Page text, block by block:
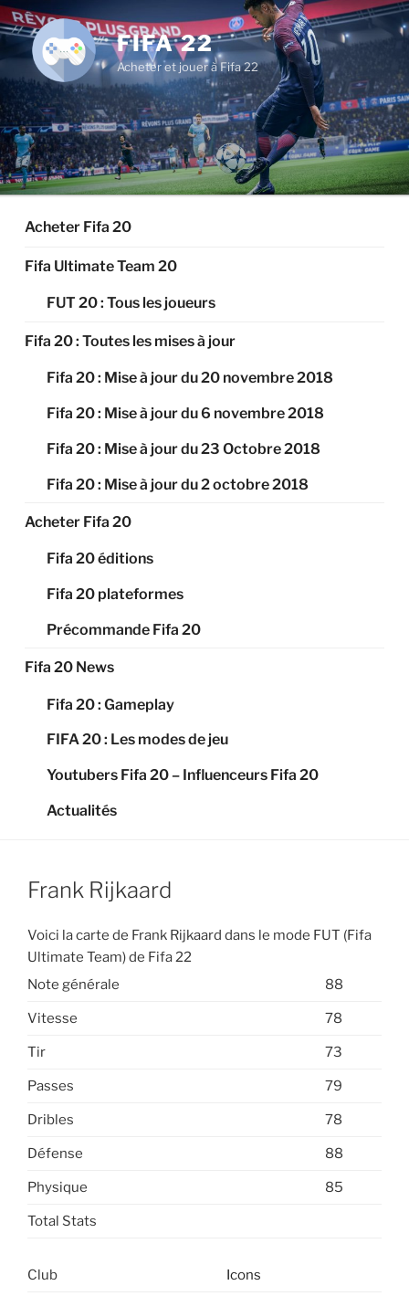
Aller
au
contenu
principal
FIFA 22
Acheter et jouer à Fifa 22
Acheter Fifa 20
Fifa Ultimate Team 20
FUT 20 : Tous les joueurs
Fifa 20 : Toutes les mises à jour
Fifa 20 : Mise à jour du 20 novembre 2018
Fifa 20 : Mise à jour du 6 novembre 2018
Fifa 20 : Mise à jour du 23 Octobre 2018
Fifa 20 : Mise à jour du 2 octobre 2018
Acheter Fifa 20
Fifa 20 éditions
Fifa 20 plateformes
Précommande Fifa 20
Fifa 20 News
Fifa 20 : Gameplay
FIFA 20 : Les modes de jeu
Youtubers Fifa 20 – Influenceurs Fifa 20
Actualités
Frank Rijkaard
Voici la carte de Frank Rijkaard dans le mode FUT (Fifa
Ultimate Team) de Fifa 22
Note générale
88
Vitesse 78
Tir 73
Passes 79
Dribles 78
Défense 88
Physique 85
Total Stats
Club Icons